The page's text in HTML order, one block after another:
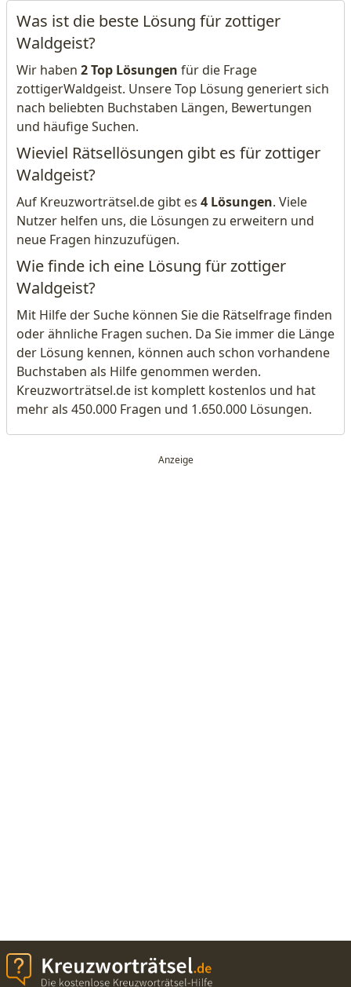
Was ist die beste Lösung für zottiger
Waldgeist?
Wir haben 2 Top Lösungen für die Frage
zottigerWaldgeist. Unsere Top Lösung generiert sich
nach beliebten Buchstaben Längen, Bewertungen
und häufige Suchen.
Wieviel Rätsellösungen gibt es für zottiger
Waldgeist?
Auf Kreuzworträtsel.de gibt es 4 Lösungen. Viele
Nutzer helfen uns, die Lösungen zu erweitern und
neue Fragen hinzuzufügen.
Wie finde ich eine Lösung für zottiger
Waldgeist?
Mit Hilfe der Suche können Sie die Rätselfrage finden
oder ähnliche Fragen suchen. Da Sie immer die Länge
der Lösung kennen, können auch schon vorhandene
Buchstaben als Hilfe genommen werden.
Kreuzworträtsel.de ist komplett kostenlos und hat
mehr als 450.000 Fragen und 1.650.000 Lösungen.